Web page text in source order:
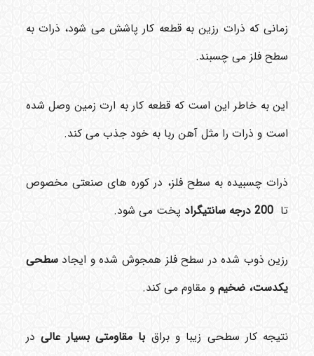
زمانی که ذرات رزین به قطعه کار پاشش می شود، ذرات به
سطح فلز می چسبند.
این به خاطر این است که قطعه کار به ارت زمین وصل شده
است و ذرات را مثل آهن ربا به خود جذب می کند.
ذرات چسبیده به سطح فلز، در کوره های صنعتی مخصوص
تا 200 درجه سانتیگراد پخت می شود.
رزین ذوب شده در سطح فلز همجوش شده و ایجادسطحی
یکدست، ضخیم و مقاوم می کند.
نتیجه کار سطحی زیبا و براق با مقاومتی بسیار عالی در